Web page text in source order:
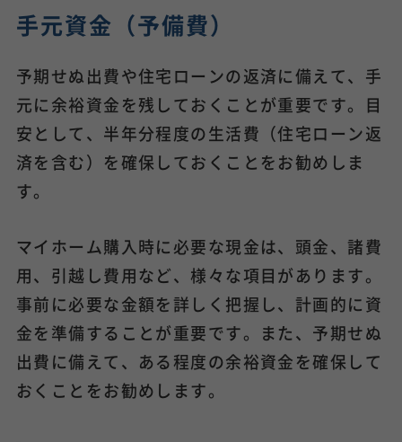
手元資金（予備費）
予期せぬ出費や住宅ローンの返済に備えて、手
元に余裕資金を残しておくことが重要です。目
安として、半年分程度の生活費（住宅ローン返
済を含む）を確保しておくことをお勧めしま
す。
マイホーム購入時に必要な現金は、頭金、諸費
用、引越し費用など、様々な項目があります。
事前に必要な金額を詳しく把握し、計画的に資
金を準備することが重要です。また、予期せぬ
出費に備えて、ある程度の余裕資金を確保して
おくことをお勧めします。